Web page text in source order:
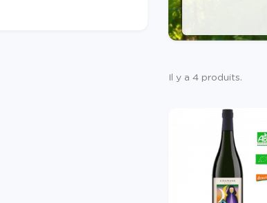
Il y a 4 produits.